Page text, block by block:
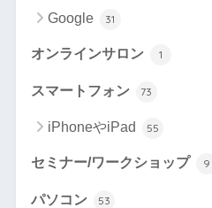
Google 31
オンラインサロン 1
スマートフォン 73
iPhoneやiPad 55
セミナー/ワークショップ 9
パソコン 53